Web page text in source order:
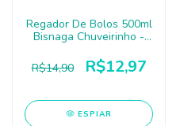
Regador De Bolos 500ml
Bisnaga Chuveirinho -
R$14,90
R$12,97
ESPIAR